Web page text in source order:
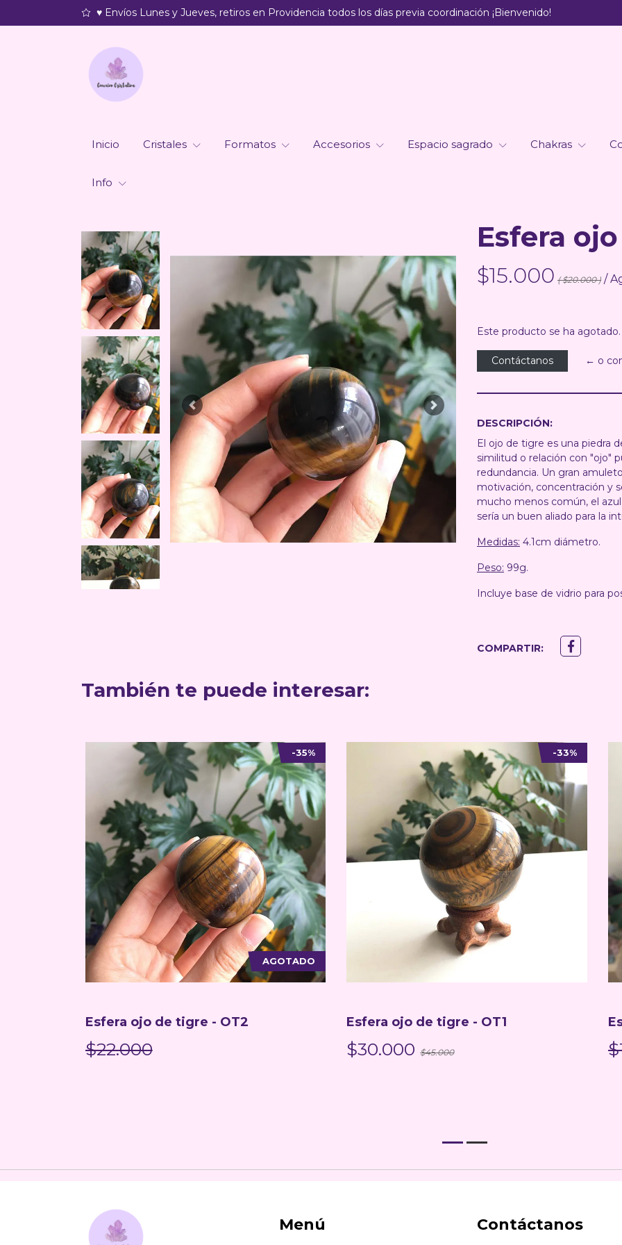
♥ Envíos Lunes y Jueves, retiros en Providencia todos los días previa coordinación ¡Bienvenido!
Inicio Cristales Formatos Accesorios Espacio sagrado Chakras
Info
Previous Next
Esfera
$15.000 ( $20.000 ) /
Este producto se ha
Contáctanos ← o
DESCRIPCIÓN:
El ojo de tigre es una piedra
similitud o relación con "ojo"
redundancia. Un gran
motivación, concentración y
mucho menos común, el
sería un buen aliado para la
Medidas: 4.1cm diámetro.
Peso: 99g.
Incluye base de vidrio para
COMPARTIR:
También te puede interesar:
-35%
AGOTADO
Esfera ojo de tigre - OT2
$22.000
-33%
Esfera ojo de tigre - OT1
$30.000 $45.000
Menú Contáctanos